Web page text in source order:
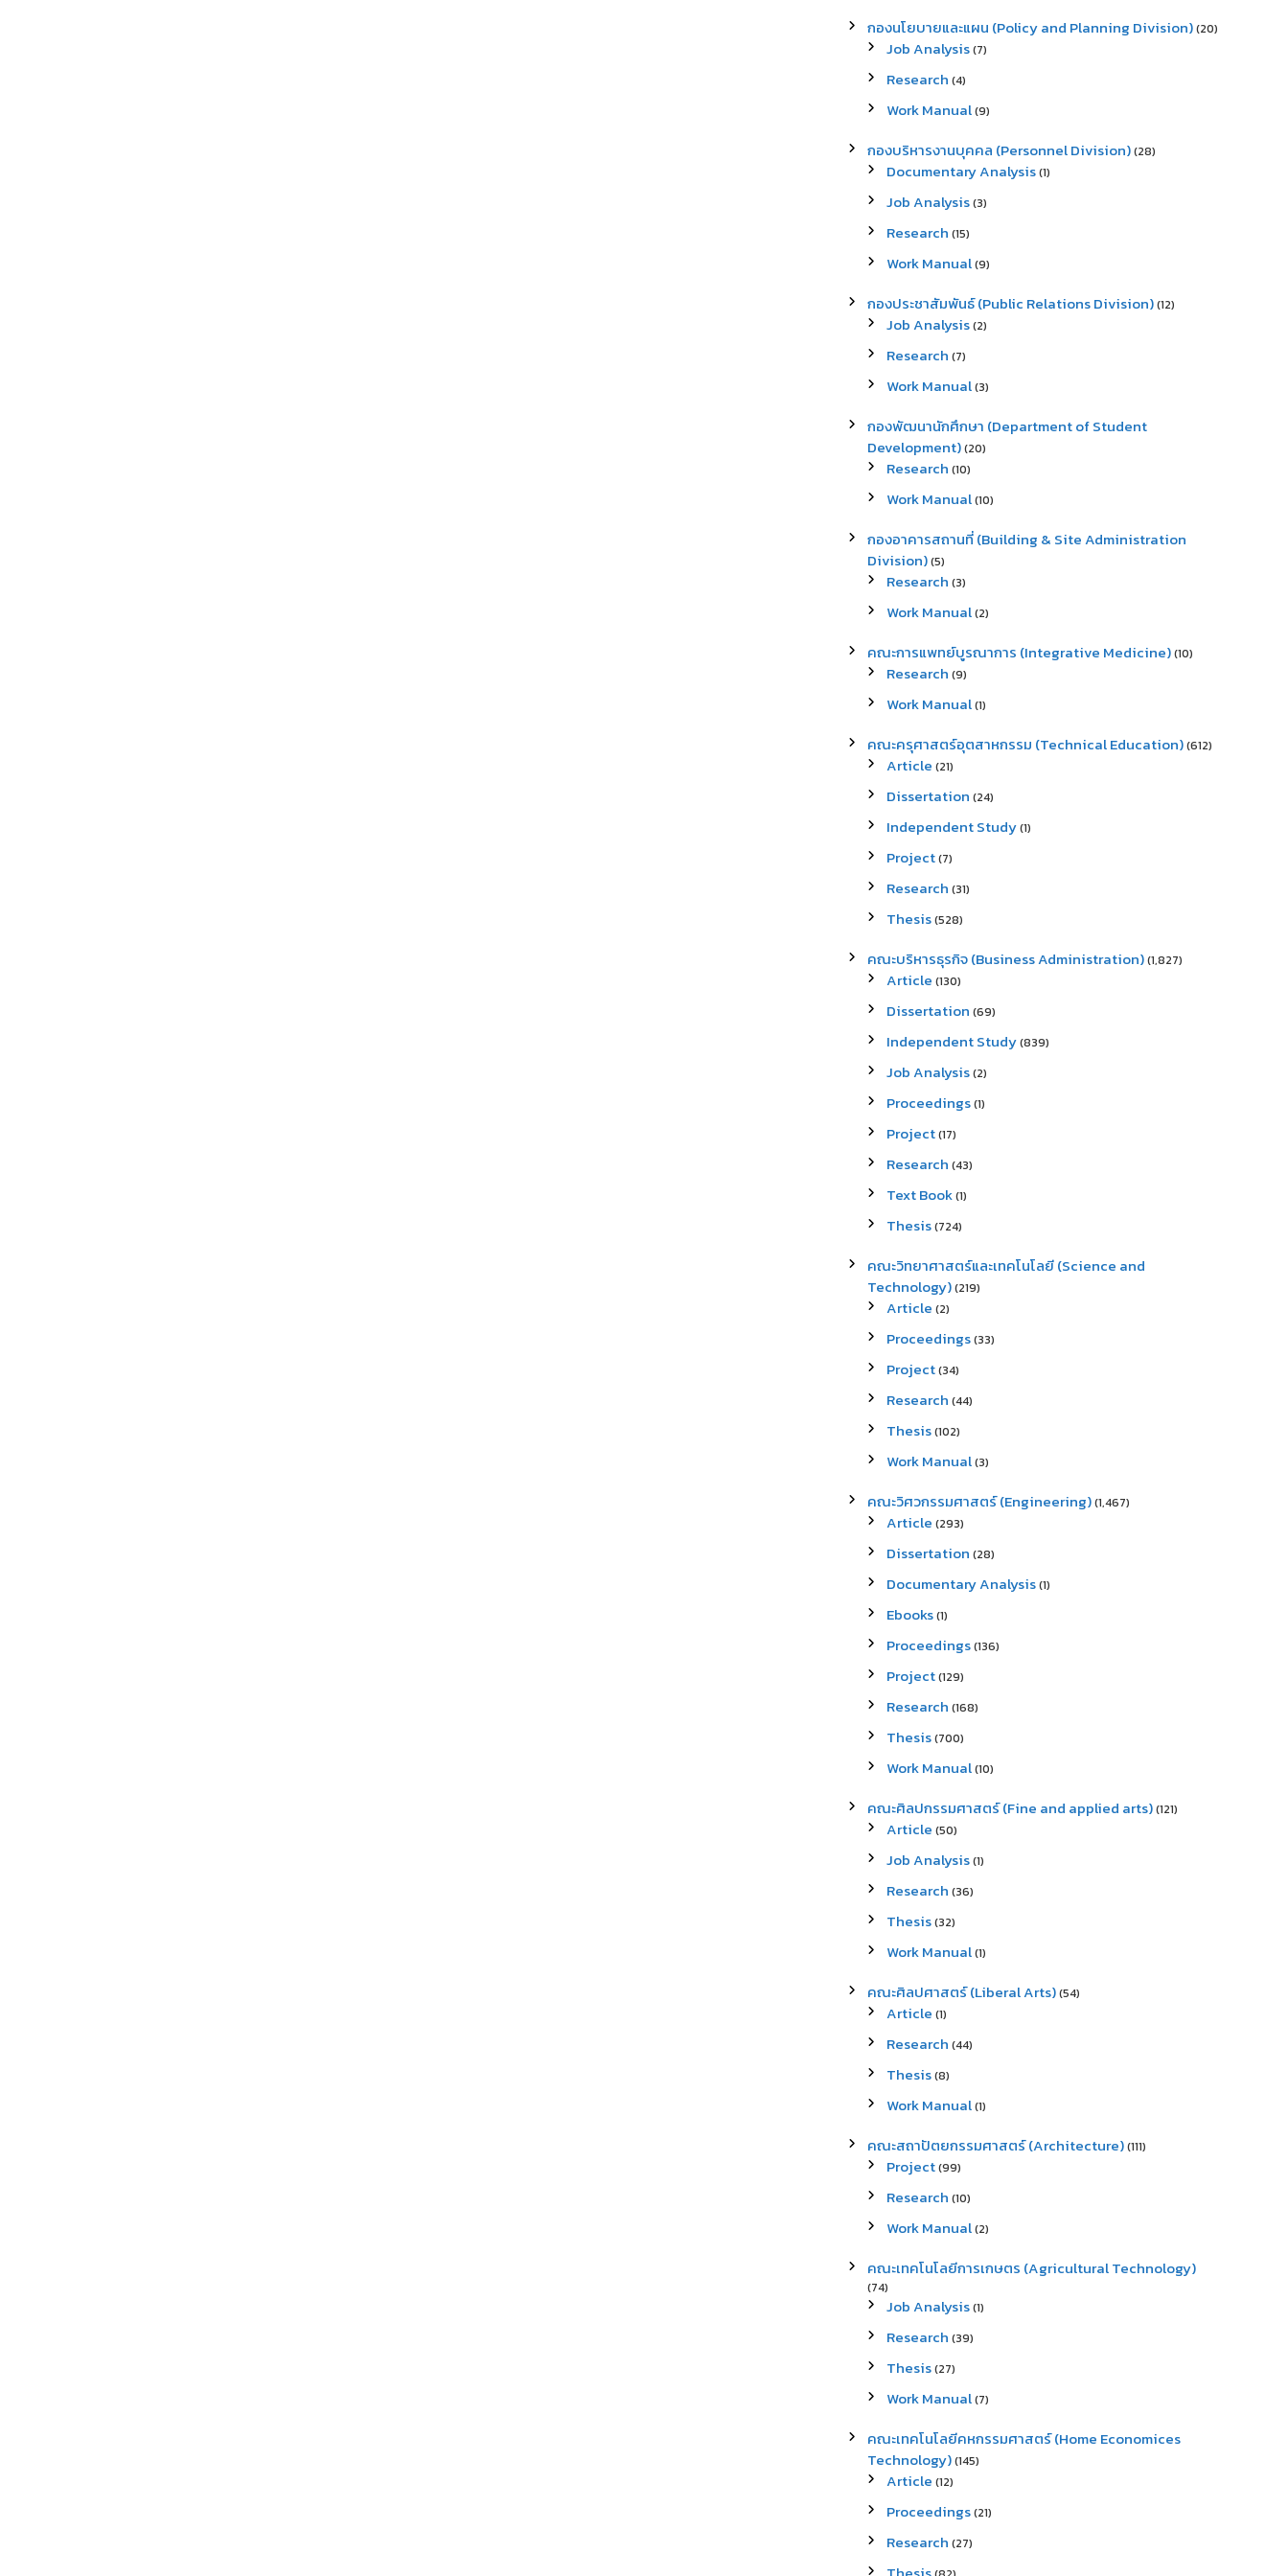
กองนโยบายและแผน (Policy and Planning Division)(20)
Job Analysis(7)
Research (4)
Work Manual(9)
กองบริหารงานบุคคล (Personnel Division)(28)
Documentary Analysis(1)
Job Analysis(3)
Research (15)
Work Manual(9)
กองประชาสัมพันธ์ (Public Relations Division)(12)
Job Analysis(2)
Research (7)
Work Manual(3)
กองพัฒนานักศึกษา (Department of Student
Development)(20)
Research (10)
Work Manual(10)
กองอาคารสถานที่ (Building & Site Administration
Division)(5)
Research (3)
Work Manual(2)
คณะการแพทย์บูรณาการ (Integrative Medicine)(10)
Research (9)
Work Manual(1)
คณะครุศาสตร์อุตสาหกรรม (Technical Education)(612)
Article (21)
Dissertation (24)
Independent Study(1)
Project(7)
Research (31)
Thesis(528)
คณะบริหารธุรกิจ (Business Administration)(1,827)
Article (130)
Dissertation (69)
Independent Study(839)
Job Analysis(2)
Proceedings(1)
Project(17)
Research (43)
Text Book(1)
Thesis(724)
คณะวิทยาศาสตร์และเทคโนโลยี (Science and
Technology)(219)
Article (2)
Proceedings(33)
Project(34)
Research (44)
Thesis(102)
Work Manual(3)
คณะวิศวกรรมศาสตร์ (Engineering)(1,467)
Article (293)
Dissertation (28)
Documentary Analysis(1)
Ebooks(1)
Proceedings(136)
Project(129)
Research (168)
Thesis(700)
Work Manual(10)
คณะศิลปกรรมศาสตร์ (Fine and applied arts)(121)
Article (50)
Job Analysis(1)
Research (36)
Thesis(32)
Work Manual(1)
คณะศิลปศาสตร์ (Liberal Arts)(54)
Article (1)
Research (44)
Thesis(8)
Work Manual(1)
คณะสถาปัตยกรรมศาสตร์ (Architecture)(111)
Project(99)
Research (10)
Work Manual(2)
คณะเทคโนโลยีการเกษตร (Agricultural Technology)
(74)
Job Analysis(1)
Research (39)
Thesis(27)
Work Manual(7)
คณะเทคโนโลยีคหกรรมศาสตร์ (Home Economices
Technology)(145)
Article (12)
Proceedings(21)
Research (27)